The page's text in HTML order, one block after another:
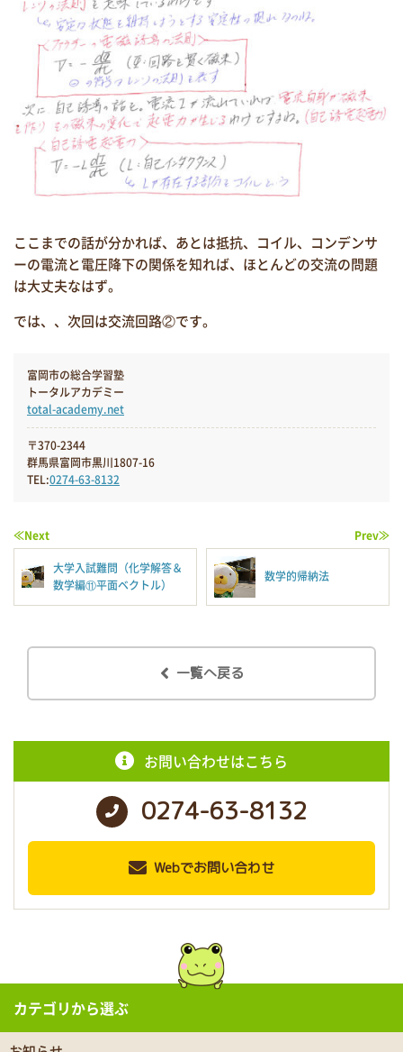
ここまでの話が分かれば、あとは抵抗、コイル、コンデンサ
ーの電流と電圧降下の関係を知れば、ほとんどの交流の問題
は大丈夫なはず。
では、、次回は交流回路②です。
富岡市の総合学習塾
トータルアカデミー
total-academy.net
〒370-2344
群馬県富岡市黒川1807-16
TEL:0274-63-8132
≪Next
大学入試難問（化学解答＆
数学編⑪平面ベクトル）
Prev≫
数学的帰納法
一覧へ戻る
お問い合わせはこちら
0274-63-8132
Webでお問い合わせ
カテゴリから選ぶ